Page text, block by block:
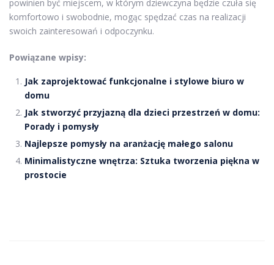
powinien być miejscem, w którym dziewczyna będzie czuła się
komfortowo i swobodnie, mogąc spędzać czas na realizacji
swoich zainteresowań i odpoczynku.
Powiązane wpisy:
Jak zaprojektować funkcjonalne i stylowe biuro w
domu
Jak stworzyć przyjazną dla dzieci przestrzeń w domu:
Porady i pomysły
Najlepsze pomysły na aranżację małego salonu
Minimalistyczne wnętrza: Sztuka tworzenia piękna w
prostocie